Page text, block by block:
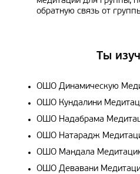
обратную связь от
Ты
ОШО Динамическую
ОШО Кундалини
ОШО Надабрама
ОШО Натарадж
ОШО Мандала
ОШО Девавани